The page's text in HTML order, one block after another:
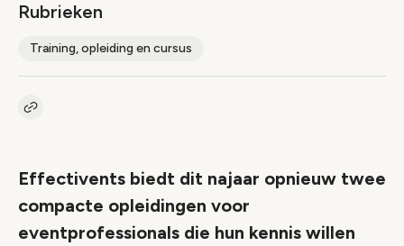
Rubrieken
Training, opleiding en cursus
Kopieer link naar artikel
Effectivents biedt dit najaar opnieuw twee
compacte opleidingen voor
eventprofessionals die hun kennis willen